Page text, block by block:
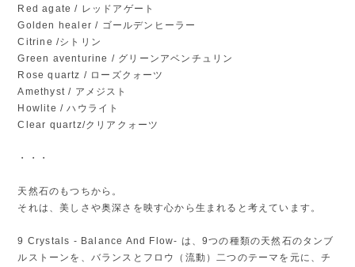
Red agate / レッドアゲート
Golden healer / ゴールデンヒーラー
Citrine /シトリン
Green aventurine / グリーンアベンチュリン
Rose quartz / ローズクォーツ
Amethyst / アメジスト
Howlite / ハウライト
Clear quartz/クリアクォーツ
・・・
天然石のもつちから。
それは、美しさや奥深さを映す心から生まれると考えています。
9 Crystals - Balance And Flow- は、9つの種類の天然石のタンブ
ルストーンを、バランスとフロウ（流動）二つのテーマを元に、チ